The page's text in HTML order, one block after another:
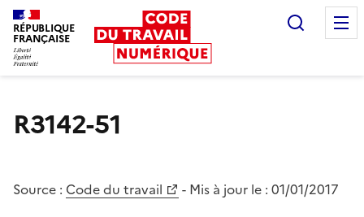
RÉPUBLIQUE
FRANÇAISE
R3142-51
Source : Code du travail - Mis à jour le : 01/01/2017